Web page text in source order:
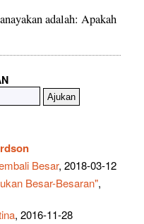
adalah: Apakah
Besar, 2018-03-12
Besar-Besaran",
, 2016-11-28